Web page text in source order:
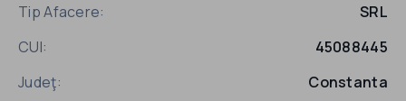
Tip Afacere:
SRL
CUI:
45088445
Judeţ:
Constanta